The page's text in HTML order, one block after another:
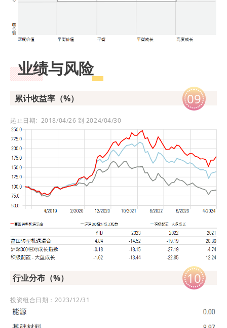
业绩与风险
累计收益率（%） 09
起止日期: 2018/04/26 到 2024/04/30
行业分布（%） 10
投资组合日期：2023/12/31